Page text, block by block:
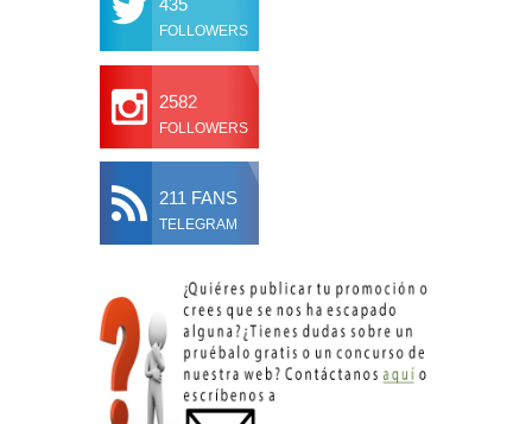
435
FOLLOWERS
2582
FOLLOWERS
211 FANS
TELEGRAM